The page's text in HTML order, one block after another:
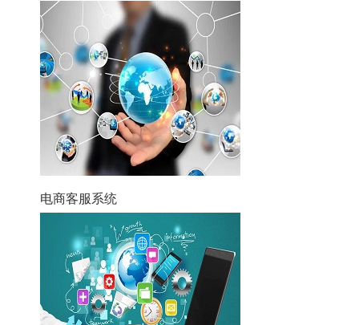
电商客服系统